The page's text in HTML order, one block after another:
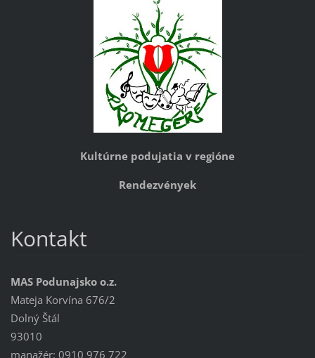
Kultúrne podujatia v regióne
Rendezvények
Kontakt
MAS Podunajsko o.z.
Mateja Korvína 676/2
Dolný Štál
93010
manažér: 0910 976 722